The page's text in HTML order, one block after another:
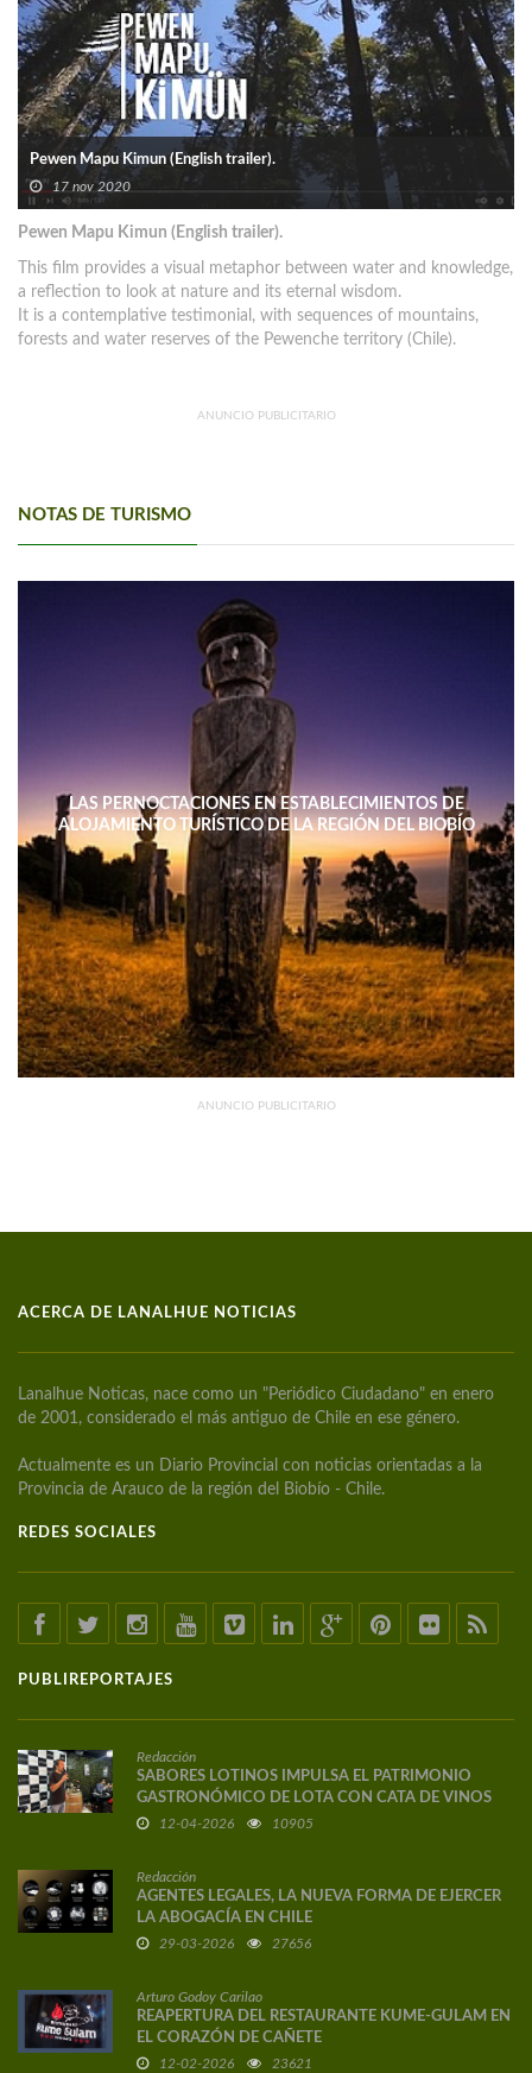
Pewen Mapu Kimun (English trailer).
17 nov 2020
Pewen Mapu Kimun (English trailer).
This film provides a visual metaphor between water and knowledge,
a reflection to look at nature and its eternal wisdom.
It is a contemplative testimonial, with sequences of mountains,
forests and water reserves of the Pewenche territory (Chile).
ANUNCIO PUBLICITARIO
NOTAS DE TURISMO
LAS PERNOCTACIONES EN ESTABLECIMIENTOS DE
ALOJAMIENTO TURÍSTICO DE LA REGIÓN DEL BIOBÍO
DISMINUYERON 15,4% INTERANUAL
ANUNCIO PUBLICITARIO
ACERCA DE LANALHUE NOTICIAS
Lanalhue Noticas, nace como un "Periódico Ciudadano" en enero
de 2001, considerado el más antiguo de Chile en ese género.
Actualmente es un Diario Provincial con noticias orientadas a la
Provincia de Arauco de la región del Biobío - Chile.
REDES SOCIALES
PUBLIREPORTAJES
Redacción
SABORES LOTINOS IMPULSA EL PATRIMONIO
GASTRONÓMICO DE LOTA CON CATA DE VINOS
DE AUTOR
12-04-2026 10905
Redacción
AGENTES LEGALES, LA NUEVA FORMA DE EJERCER
LA ABOGACÍA EN CHILE
29-03-2026 27656
Arturo Godoy Carilao
REAPERTURA DEL RESTAURANTE KUME-GULAM EN
EL CORAZÓN DE CAÑETE
12-02-2026 23621